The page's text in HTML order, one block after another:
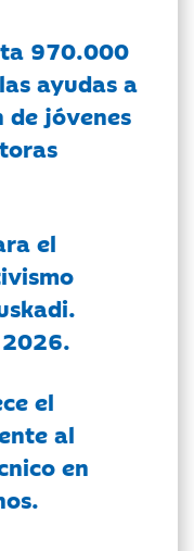
970.000
ayudas a
jóvenes
el
el
al
en